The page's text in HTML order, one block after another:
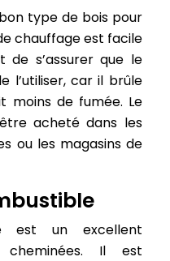
type de bois pour
chauffage est facile
s’assurer que le
l’utiliser, car il brûle
moins de fumée. Le
acheté dans les
ou les magasins de
est un excellent
Il est